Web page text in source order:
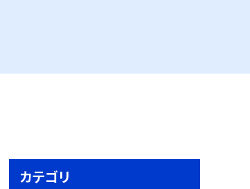
カテゴリ